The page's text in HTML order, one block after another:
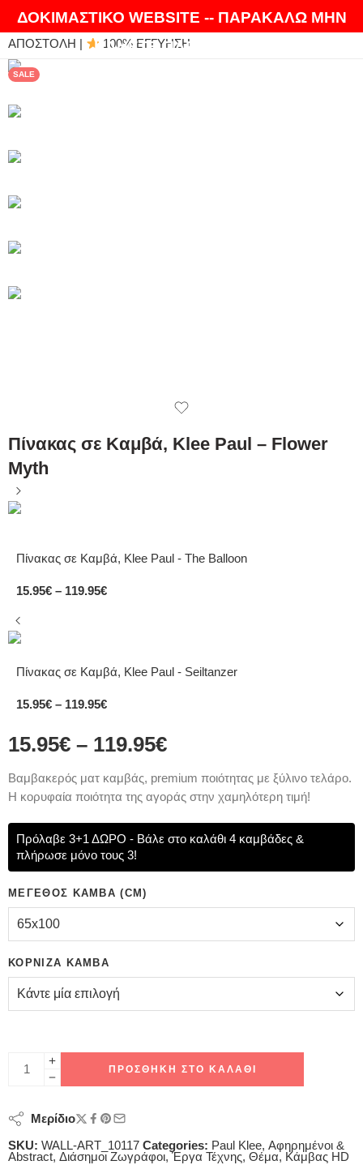
ΔΟΚΙΜΑΣΤΙΚΟ WEBSITE -- ΠΑΡΑΚΑΛΩ ΜΗΝ
ΚΑΝΕΤΕ ΠΑΡΑΓΓΕΛΙΕΣ
ΘΑ ΛΑΤΡΕΨΕΤΕ ΤΑ ΠΡΟΪΟΝΤΑ ΜΑΣ | EXPRESS
ΑΠΟΣΤΟΛΗ | 100% ΕΓΓΥΗΣΗ
SALE
Πίνακας σε Καμβά, Klee Paul – Flower
Myth
Πίνακας σε Καμβά, Klee Paul - The Balloon
15.95€ – 119.95€
Πίνακας σε Καμβά, Klee Paul - Seiltanzer
15.95€ – 119.95€
15.95€ – 119.95€
Bαμβακερός ματ καμβάς, premium ποιότητας με ξύλινο τελάρο.
Η κορυφαία ποιότητα της αγοράς στην χαμηλότερη τιμή!
Πρόλαβε 3+1 ΔΩΡΟ - Βάλε στο καλάθι 4 καμβάδες &
πλήρωσε μόνο τους 3!
ΜΈΓΕΘΟΣ ΚΑΜΒΆ (CM)
ΚΟΡΝΊΖΑ ΚΑΜΒΆ
ΠΡΟΣΘΉΚΗ ΣΤΟ ΚΑΛΆΘΙ
Μερίδιο
SKU: WALL-ART_10117 Categories: Paul Klee, Αφηρημένοι &
Abstract, Διάσημοι Ζωγράφοι, Έργα Τέχνης, Θέμα, Κάμβας HD